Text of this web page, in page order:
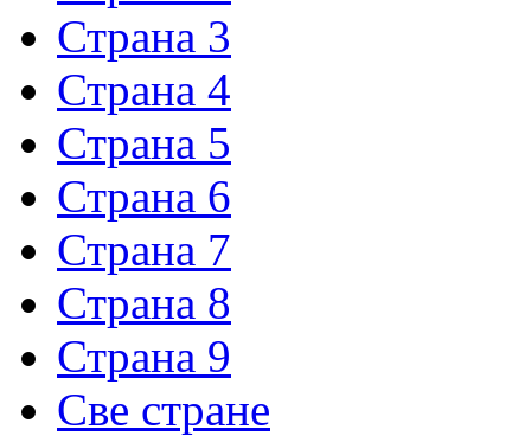
Страна 3
Страна 4
Страна 5
Страна 6
Страна 7
Страна 8
Страна 9
Све стране